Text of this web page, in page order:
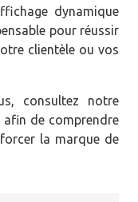
dynamique
pour réussir
clientèle ou vos
consultez notre
afin de comprendre
la marque de